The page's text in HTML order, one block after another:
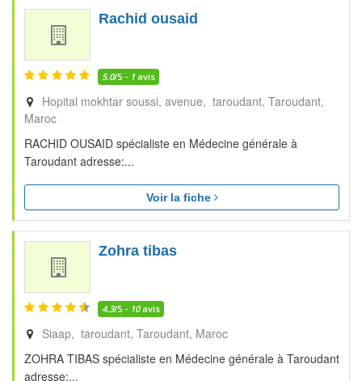
Rachid ousaid
5.0/5 - 1 avis
Hopital mokhtar soussi, avenue, taroudant Taroudant
Maroc
RACHID OUSAID spécialiste en Médecine générale à
Taroudant adresse:...
Voir la fiche
Zohra tibas
4.3/5 - 10avis
Siaap, taroudant Taroudant Maroc
ZOHRA TIBAS spécialiste en Médecine générale à Taroudant
adresse:...